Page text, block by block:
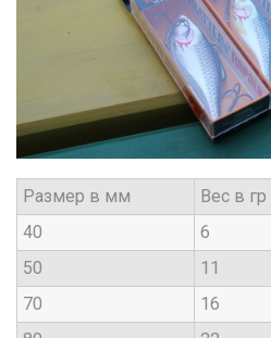
Размер в мм Вес в гр
40
6
50
11
70
16